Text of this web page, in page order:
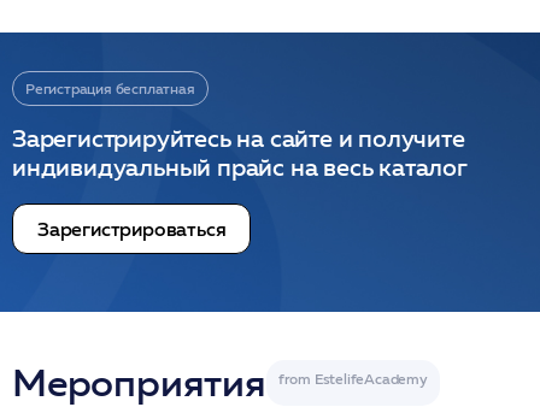
Регистрация бесплатная
Зарегистрируйтесь на сайте и получите
индивидуальный прайс на весь каталог
Зарегистрироваться
Мероприятия